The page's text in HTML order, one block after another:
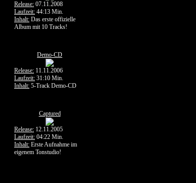
Release: 07.11.2008
Laufzeit: 44:13 Min.
Inhalt: Das erste offizielle
Album mit 10 Tracks!
Demo-CD
Release: 11.11.2006
Laufzeit: 31:10 Min.
Inhalt: 5-Track Demo-CD
Captured
Release: 12.11.2005
Laufzeit: 04:22 Min.
Inhalt: Erste Aufnahme im
eigenem Tonstudio!